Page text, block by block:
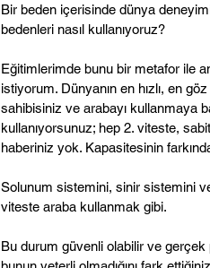
Bir beden içerisinde dünya
bedenleri nasıl kullanıyoruz?
Eğitimlerimde bunu bir metafor ile
istiyorum. Dünyanın en hızlı, en
sahibisiniz ve arabayı kullanmaya
kullanıyorsunuz; hep 2. viteste,
haberiniz yok. Kapasitesinin
Solunum sistemini, sinir sistemini
viteste araba kullanmak gibi.
Bu durum güvenli olabilir ve